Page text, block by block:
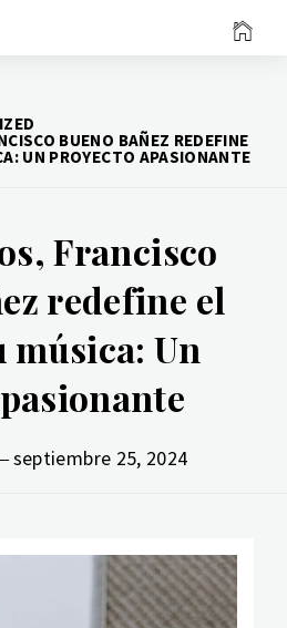
BUENO BAÑEZ REDEFINE
UN PROYECTO APASIONANTE
Francisco
redefine el
música: Un
septiembre 25, 2024